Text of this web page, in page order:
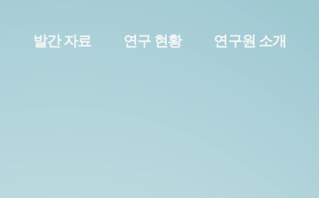
발간 자료 연구 현황 연구원 소개